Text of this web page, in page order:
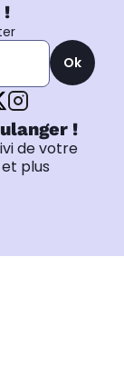
!
Ok
!
de votre
plus